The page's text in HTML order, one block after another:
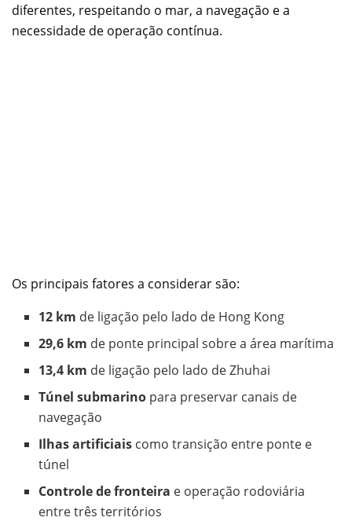
diferentes, respeitando o mar, a navegação e a
necessidade de operação contínua.
Os principais fatores a considerar são:
12 km de ligação pelo lado de Hong Kong
29,6 km de ponte principal sobre a área marítima
13,4 km de ligação pelo lado de Zhuhai
Túnel submarino para preservar canais de
navegação
Ilhas artificiais como transição entre ponte e
túnel
Controle de fronteira e operação rodoviária
entre três territórios